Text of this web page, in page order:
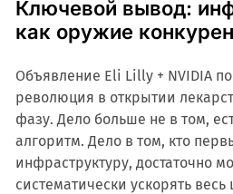
Ключевой вывод:
как оружие
Объявление Eli Lilly + NVIDIA
революция в открытии
фазу. Дело больше не в том,
алгоритм. Дело в том, кто
инфраструктуру, достаточно
систематически ускорять весь